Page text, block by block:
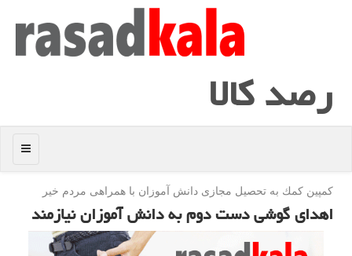
رصد كالا
منو
كمپین كمك به تحصیل مجازی دانش آموزان با همراهی مردم خیر
اهدای گوشی دست دوم به دانش آموزان نیازمند